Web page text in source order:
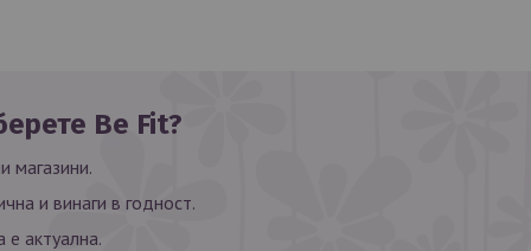
Be Fit?
магазини.
и винаги в годност.
актуална.